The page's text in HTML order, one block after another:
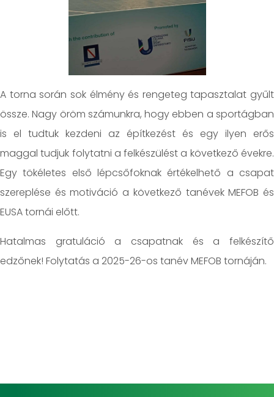
A torna során sok élmény és rengeteg tapasztalat gyűlt
össze. Nagy öröm számunkra, hogy ebben a sportágban
is el tudtuk kezdeni az építkezést és egy ilyen erős
maggal tudjuk folytatni a felkészülést a következő évekre.
Egy tökéletes első lépcsőfoknak értékelhető a csapat
szereplése és motiváció a következő tanévek MEFOB és
EUSA tornái előtt.
Hatalmas gratuláció a csapatnak és a felkészítő
edzőnek! Folytatás a 2025-26-os tanév MEFOB tornáján.